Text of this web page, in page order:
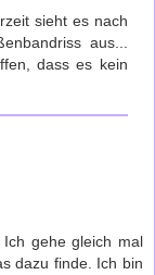
sieht es nach
aus...
dass es kein
gehe gleich mal
dazu finde. Ich bin